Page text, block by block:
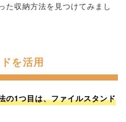
た収納方法を見つけてみまし
を活用
の1つ目は、ファイルスタンド